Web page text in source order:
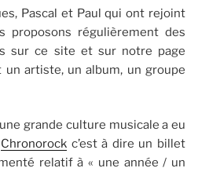
Pascal et Paul qui ont rejoint
proposons régulièrement des
sur ce site et sur notre page
un artiste, un album, un groupe
grande culture musicale a eu
Chronorock c’est à dire un billet
relatif à « une année / un